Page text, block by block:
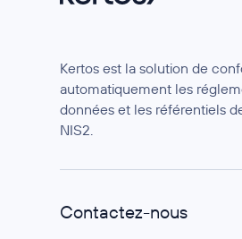
Kertos est la solution de
automatiquement les
données et les référentiels
NIS2.
Contactez-nous